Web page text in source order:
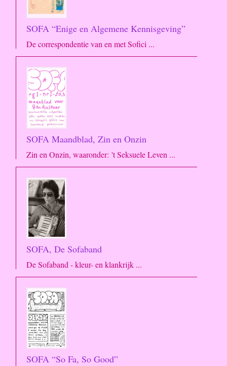
SOFA “Enige en Algemene Kennisgeving”
De correspondentie van en met Sofici ...
SOFA Maandblad, Zin en Onzin
Zin en Onzin, waaronder: 't Seksuele Leven ...
SOFA, De Sofaband
De Sofaband - kleur- en klankrijk ...
SOFA “So Fa, So Good”